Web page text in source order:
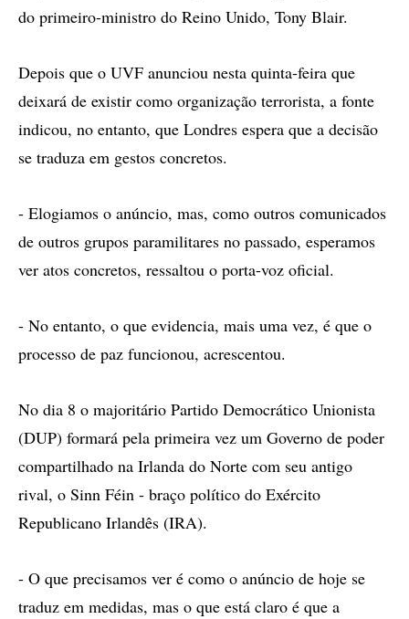
do primeiro-ministro do Reino Unido, Tony Blair.
Depois que o UVF anunciou nesta quinta-feira que
deixará de existir como organização terrorista, a fonte
indicou, no entanto, que Londres espera que a decisão
se traduza em gestos concretos.
- Elogiamos o anúncio, mas, como outros comunicados
de outros grupos paramilitares no passado, esperamos
ver atos concretos, ressaltou o porta-voz oficial.
- No entanto, o que evidencia, mais uma vez, é que o
processo de paz funcionou, acrescentou.
No dia 8 o majoritário Partido Democrático Unionista
(DUP) formará pela primeira vez um Governo de poder
compartilhado na Irlanda do Norte com seu antigo
rival, o Sinn Féin - braço político do Exército
Republicano Irlandês (IRA).
- O que precisamos ver é como o anúncio de hoje se
traduz em medidas, mas o que está claro é que a